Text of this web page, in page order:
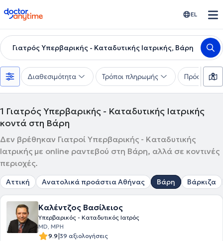
doctoranytime EL
Γιατρός Υπερβαρικής - Καταδυτικής Ιατρικής, Βάρη
Διαθεσιμότητα Τρόποι πληρωμής Πρόσθετα
1 Γιατρός Υπερβαρικής - Καταδυτικής Ιατρικής
κοντά στη Βάρη
Δεν βρέθηκαν Γιατροί Υπερβαρικής - Καταδυτικής
Ιατρικής με online ραντεβού στη Βάρη, αλλά σε κοντινές
περιοχές.
Αττική Ανατολικά προάστια Αθήνας Βάρη Βάρκιζα
Καλέντζος Βασίλειος
Υπερβαρικός - Καταδυτικός Ιατρός
MD, MPH
9.9|39 αξιολογήσεις